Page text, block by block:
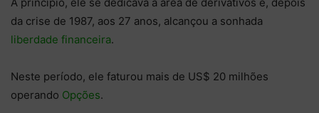
da crise de 1987, aos 27 anos, alcançou a sonhada
liberdade financeira.
Neste período, ele faturou mais de US$ 20 milhões
operando Opções.